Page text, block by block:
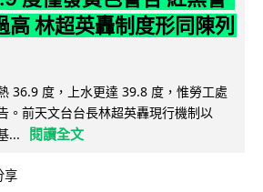
高 林超英轟制度形同陳列
36.9 度，上水更達 39.8 度，惟勞工處
。前天文台台長林超英轟現行機制以
...
閱讀全文
享